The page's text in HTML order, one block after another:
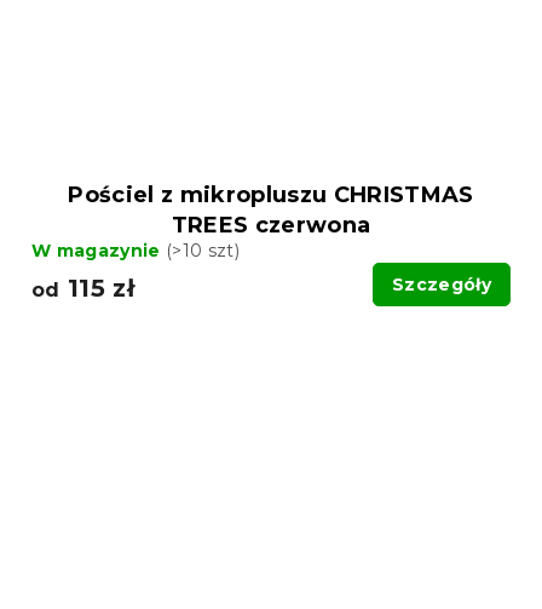
Pościel z mikropluszu CHRISTMAS
TREES czerwona
W magazynie (>10 szt)
od 115 zł Szczegóły